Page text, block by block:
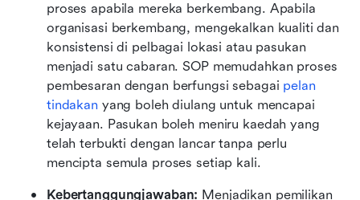
proses apabila mereka berkembang. Apabila
organisasi berkembang, mengekalkan kualiti dan
konsistensi di pelbagai lokasi atau pasukan
menjadi satu cabaran. SOP memudahkan proses
pembesaran dengan berfungsi sebagai pelan
tindakan yang boleh diulang untuk mencapai
kejayaan. Pasukan boleh meniru kaedah yang
telah terbukti dengan lancar tanpa perlu
mencipta semula proses setiap kali.
Kebertanggungjawaban: Menjadikan pemilikan